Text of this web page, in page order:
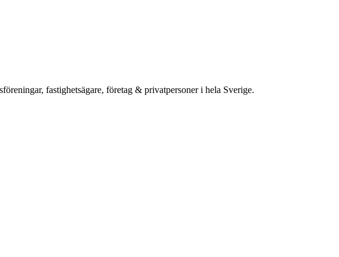
fastighetsägare, företag & privatpersoner i hela Sverige.